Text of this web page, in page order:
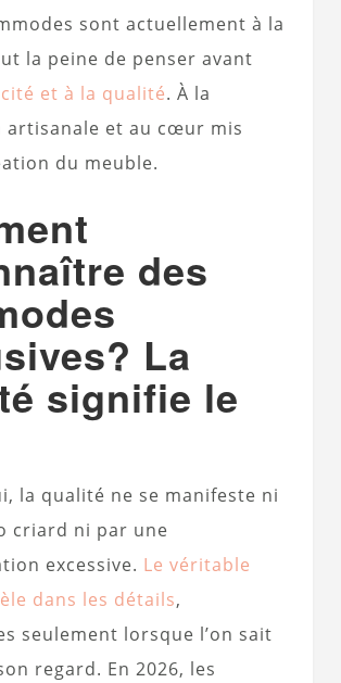
sont actuellement à la
la peine de penser avant
et à la qualité. À la
artisanale et au cœur mis
du meuble.
des
La
signifie le
la qualité ne se manifeste ni
criard ni par une
excessive. Le véritable
dans les détails,
seulement lorsque l’on sait
regard. En 2026, les